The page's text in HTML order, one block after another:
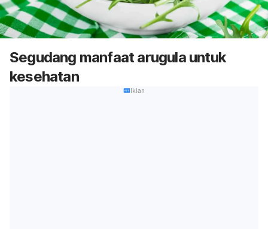
Segudang manfaat arugula untuk
kesehatan
Iklan